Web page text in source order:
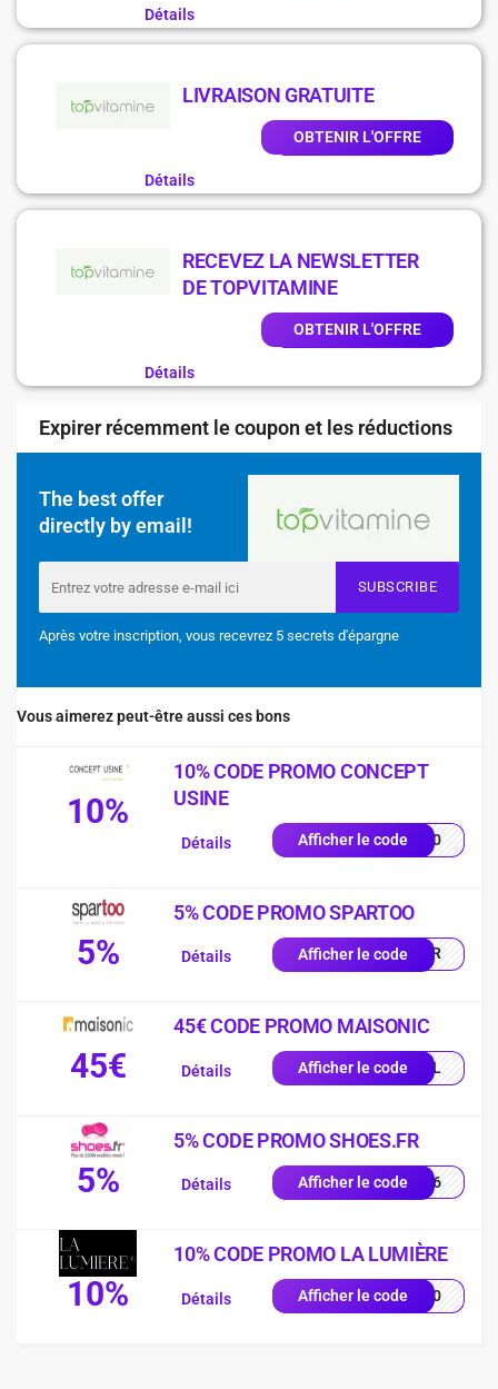
Détails
LIVRAISON GRATUITE
OBTENIR L'OFFRE
Détails
RECEVEZ LA NEWSLETTER
DE TOPVITAMINE
OBTENIR L'OFFRE
Détails
Expirer récemment le coupon et les réductions
The best offer
directly by email!
SUBSCRIBE
Après votre inscription, vous recevrez 5 secrets d'épargne
Vous aimerez peut-être aussi ces bons
10%
10% CODE PROMO CONCEPT
USINE
Afficher le codeLA10
Détails
5%
5% CODE PROMO SPARTOO
Afficher le codeSPFR
Détails
45€
45€ CODE PROMO MAISONIC
Afficher le codeLEIL
Détails
5%
5% CODE PROMO SHOES.FR
Afficher le codeJM26
Détails
10%
10% CODE PROMO LA LUMIÈRE
Afficher le codeYS10
Détails